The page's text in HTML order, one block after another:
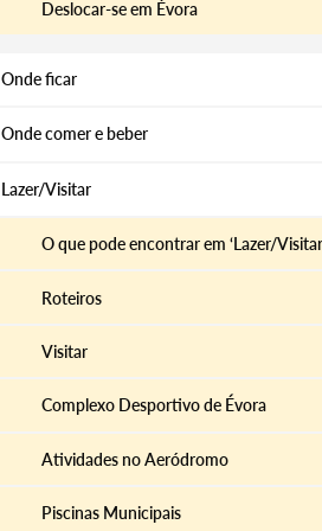
Filtros
Deslocar-se em Évora
Onde ficar
Onde comer e beber
Lazer/Visitar
O que pode encontrar em ‘Lazer/
Roteiros
Visitar
Complexo Desportivo de Évora
Atividades no Aeródromo
Piscinas Municipais